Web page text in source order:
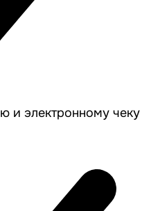
и электронному чеку